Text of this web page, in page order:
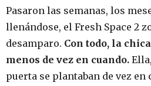
Pasaron las semanas, los
llenándose, el Fresh Space 2
desamparo. Con todo, la
menos de vez en cuando.
puerta se plantaban de vez en